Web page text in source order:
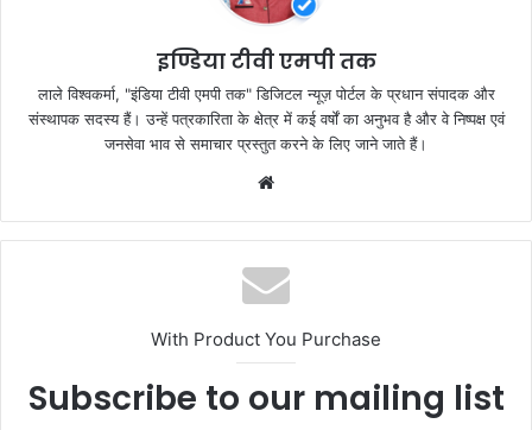
इण्डिया टीवी एमपी तक
लाले विश्वकर्मा, "इंडिया टीवी एमपी तक" डिजिटल न्यूज़ पोर्टल के प्रधान संपादक और
संस्थापक सदस्य हैं। उन्हें पत्रकारिता के क्षेत्र में कई वर्षों का अनुभव है और वे निष्पक्ष एवं
जनसेवा भाव से समाचार प्रस्तुत करने के लिए जाने जाते हैं।
With Product You Purchase
Subscribe to our mailing list